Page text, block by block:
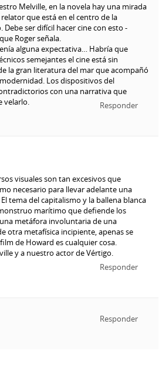
Melville, en la novela hay una mirada
que está en el centro de la
ser difícil hacer cine con esto -
Roger señala.
alguna expectativa… Habría que
semejantes el cine está sin
la gran literatura del mar que acompañó
Los dispositivos del
con una narrativa que
velarlo.
Responder
visuales son tan excesivos que
necesario para llevar adelante una
tema del capitalismo y la ballena blanca
marítimo que defiende los
metáfora involuntaria de una
otra metafísica incipiente, apenas se
de Howard es cualquier cosa.
y a nuestro actor de Vértigo.
Responder
Responder